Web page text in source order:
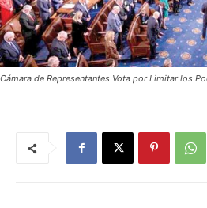
Cámara de Representantes Vota por Limitar los